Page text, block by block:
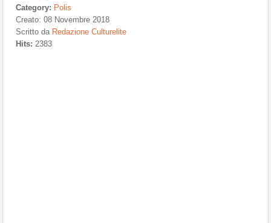
Category: Polis
Creato: 08 Novembre 2018
Scritto da Redazione Culturelite
Hits: 2383